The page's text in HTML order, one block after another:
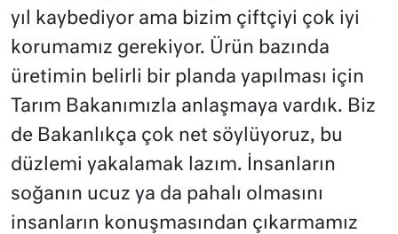
yıl kaybediyor ama bizim çiftçiyi çok iyi
korumamız gerekiyor. Ürün bazında
üretimin belirli bir planda yapılması için
Tarım Bakanımızla anlaşmaya vardık. Biz
de Bakanlıkça çok net söylüyoruz, bu
düzlemi yakalamak lazım. İnsanların
soğanın ucuz ya da pahalı olmasını
insanların konuşmasından çıkarmamız